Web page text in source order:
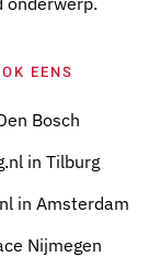
EENS
Bosch
in Tilburg
in Amsterdam
Nijmegen